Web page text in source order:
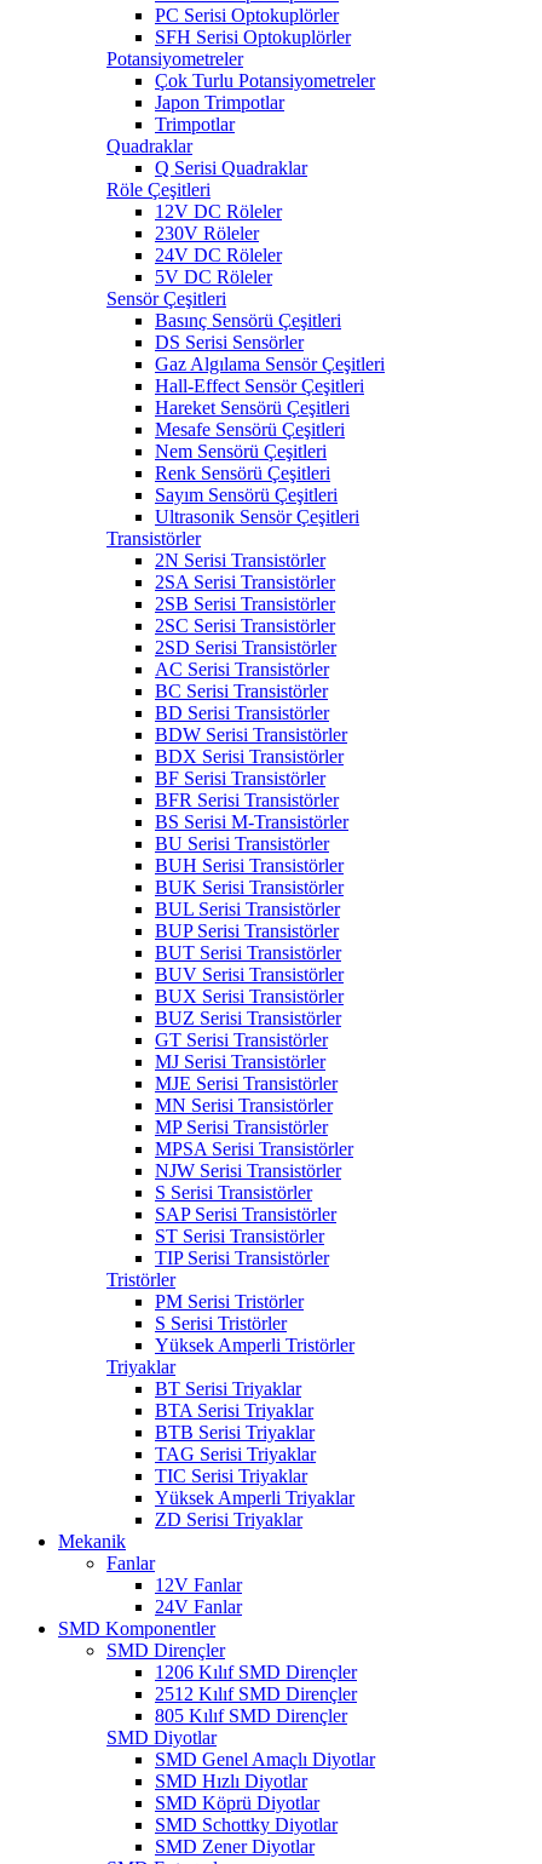
PC Serisi Optokuplörler
SFH Serisi Optokuplörler
Potansiyometreler
Çok Turlu Potansiyometreler
Japon Trimpotlar
Trimpotlar
Quadraklar
Q Serisi Quadraklar
Röle Çeşitleri
12V DC Röleler
230V Röleler
24V DC Röleler
5V DC Röleler
Sensör Çeşitleri
Basınç Sensörü Çeşitleri
DS Serisi Sensörler
Gaz Algılama Sensör Çeşitleri
Hall-Effect Sensör Çeşitleri
Hareket Sensörü Çeşitleri
Mesafe Sensörü Çeşitleri
Nem Sensörü Çeşitleri
Renk Sensörü Çeşitleri
Sayım Sensörü Çeşitleri
Ultrasonik Sensör Çeşitleri
Transistörler
2N Serisi Transistörler
2SA Serisi Transistörler
2SB Serisi Transistörler
2SC Serisi Transistörler
2SD Serisi Transistörler
AC Serisi Transistörler
BC Serisi Transistörler
BD Serisi Transistörler
BDW Serisi Transistörler
BDX Serisi Transistörler
BF Serisi Transistörler
BFR Serisi Transistörler
BS Serisi M-Transistörler
BU Serisi Transistörler
BUH Serisi Transistörler
BUK Serisi Transistörler
BUL Serisi Transistörler
BUP Serisi Transistörler
BUT Serisi Transistörler
BUV Serisi Transistörler
BUX Serisi Transistörler
BUZ Serisi Transistörler
GT Serisi Transistörler
MJ Serisi Transistörler
MJE Serisi Transistörler
MN Serisi Transistörler
MP Serisi Transistörler
MPSA Serisi Transistörler
NJW Serisi Transistörler
S Serisi Transistörler
SAP Serisi Transistörler
ST Serisi Transistörler
TIP Serisi Transistörler
Tristörler
PM Serisi Tristörler
S Serisi Tristörler
Yüksek Amperli Tristörler
Triyaklar
BT Serisi Triyaklar
BTA Serisi Triyaklar
BTB Serisi Triyaklar
TAG Serisi Triyaklar
TIC Serisi Triyaklar
Yüksek Amperli Triyaklar
ZD Serisi Triyaklar
Mekanik
Fanlar
12V Fanlar
24V Fanlar
SMD Komponentler
SMD Dirençler
1206 Kılıf SMD Dirençler
2512 Kılıf SMD Dirençler
805 Kılıf SMD Dirençler
SMD Diyotlar
SMD Genel Amaçlı Diyotlar
SMD Hızlı Diyotlar
SMD Köprü Diyotlar
SMD Schottky Diyotlar
SMD Zener Diyotlar